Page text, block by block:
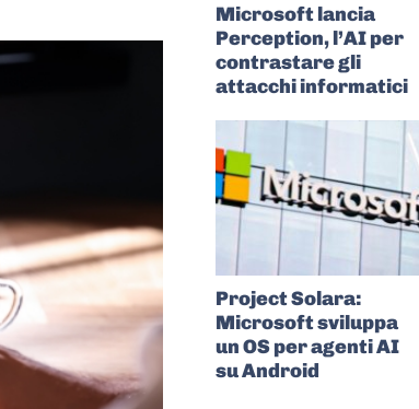
Microsoft lancia
Perception, l’AI per
contrastare gli
attacchi informatici
Project Solara:
Microsoft sviluppa
un OS per agenti AI
su Android